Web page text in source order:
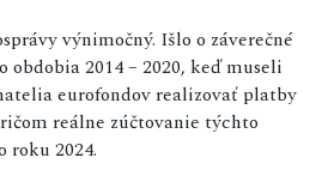
výnimočný. Išlo o záverečné
obdobia 2014 – 2020, keď museli
eurofondov realizovať platby
reálne zúčtovanie týchto
roku 2024.